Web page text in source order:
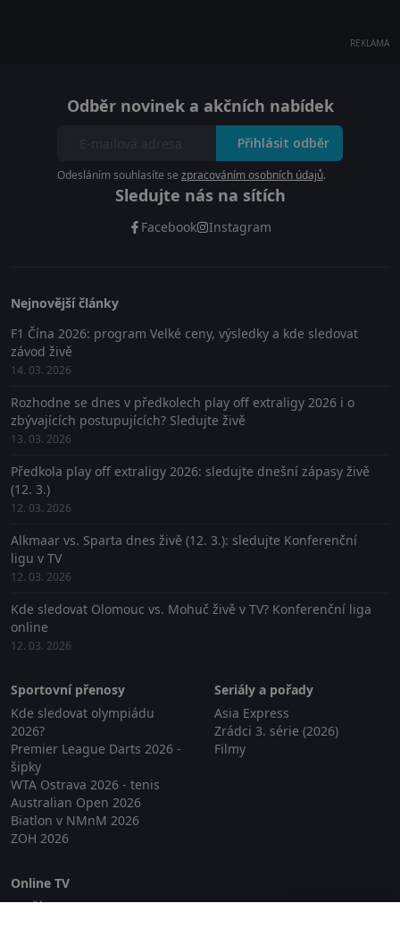
REKLAMA
Odběr novinek a akčních nabídek
Přihlásit odběr
Odesláním souhlasíte se zpracováním osobních údajů.
Sledujte nás na sítích
Facebook Instagram
Nejnovější články
F1 Čína 2026: program Velké ceny, výsledky a kde sledovat
závod živě
14. 03. 2026
Rozhodne se dnes v předkolech play off extraligy 2026 i o
zbývajících postupujících? Sledujte živě
13. 03. 2026
Předkola play off extraligy 2026: sledujte dnešní zápasy živě
(12. 3.)
12. 03. 2026
Alkmaar vs. Sparta dnes živě (12. 3.): sledujte Konferenční
ligu v TV
12. 03. 2026
Kde sledovat Olomouc vs. Mohuč živě v TV? Konferenční liga
online
12. 03. 2026
Sportovní přenosy
Kde sledovat olympiádu
2026?
Premier League Darts 2026 -
šipky
WTA Ostrava 2026 - tenis
Australian Open 2026
Biatlon v NMnM 2026
ZOH 2026
Seriály a pořady
Asia Express
Zrádci 3. série (2026)
Filmy
Online TV
Lepší.TV